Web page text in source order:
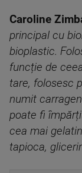
Caroline
principal cu
bioplastic.
funcție de
tare, folosesc
numit
poate fi
cea mai
tapioca,